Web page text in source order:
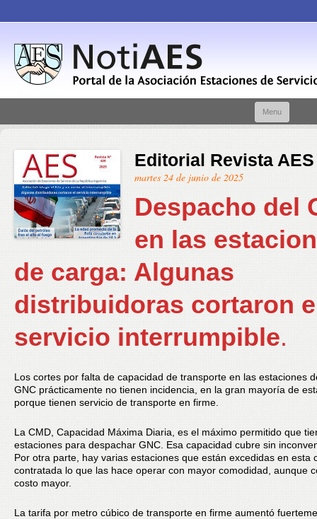
Menu
Editorial Revista AES
martes 24 de junio de 2025
Despacho del
en las
de carga: Algunas
distribuidoras cortaron
servicio interrumpible.
Los cortes por falta de capacidad de transporte en las estaciones
GNC prácticamente no tienen incidencia, en la gran mayoría de
porque tienen servicio de transporte en firme.
La CMD, Capacidad Máxima Diaria, es el máximo permitido que
estaciones para despachar GNC. Esa capacidad cubre sin
Por otra parte, hay varias estaciones que están excedidas en esta
contratada lo que las hace operar con mayor comodidad, aunque
costo mayor.
La tarifa por metro cúbico de transporte en firme aumentó